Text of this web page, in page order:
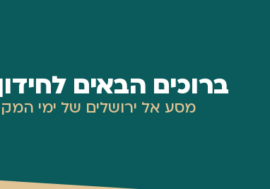
ברוכים הבאים
מסע אל ירושלים של ימי